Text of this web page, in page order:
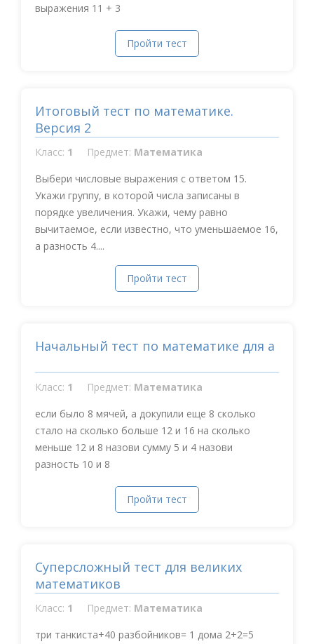
выражения 11 + 3
Пройти тест
Итоговый тест по математике.
Версия 2
Класс: 1 Предмет: Математика
Выбери числовые выражения с ответом 15.
Укажи группу, в которой числа записаны в
порядке увеличения. Укажи, чему равно
вычитаемое, если известно, что уменьшаемое 16,
а разность 4....
Пройти тест
Начальный тест по математике для а
Класс: 1 Предмет: Математика
если было 8 мячей, а докупили еще 8 сколько
стало на сколько больше 12 и 16 на сколько
меньше 12 и 8 назови сумму 5 и 4 назови
разность 10 и 8
Пройти тест
Суперсложный тест для великих
математиков
Класс: 1 Предмет: Математика
три танкиста+40 разбойников= 1 дома 2+2=5